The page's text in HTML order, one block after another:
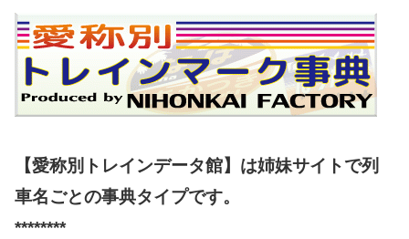
【愛称別トレインデータ館】は姉妹サイトで列
車名ごとの事典タイプです。
********